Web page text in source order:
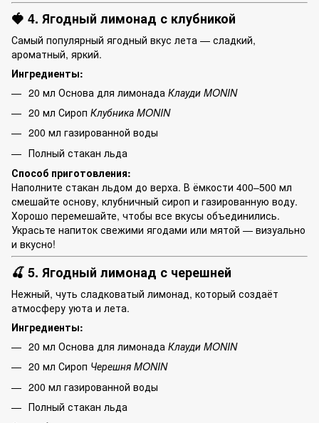
🍓 4. Ягодный лимонад с клубникой
Самый популярный ягодный вкус лета — сладкий,
ароматный, яркий.
Ингредиенты:
20 мл Основа для лимонада Клауди MONIN
20 мл Сироп Клубника MONIN
200 мл газированной воды
Полный стакан льда
Способ приготовления:
Наполните стакан льдом до верха. В ёмкости 400–500 мл
смешайте основу, клубничный сироп и газированную воду.
Хорошо перемешайте, чтобы все вкусы объединились.
Украсьте напиток свежими ягодами или мятой — визуально
и вкусно!
🍒 5. Ягодный лимонад с черешней
Нежный, чуть сладковатый лимонад, который создаёт
атмосферу уюта и лета.
Ингредиенты:
20 мл Основа для лимонада Клауди MONIN
20 мл Сироп Черешня MONIN
200 мл газированной воды
Полный стакан льда